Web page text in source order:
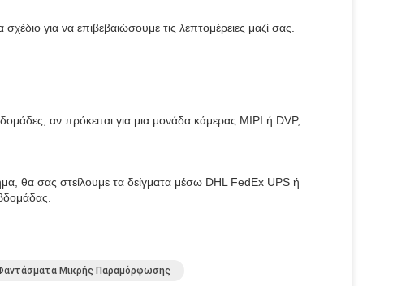
για να επιβεβαιώσουμε τις λεπτομέρειες μαζί σας.
αν πρόκειται για μια μονάδα κάμερας MIPI ή DVP,
θα σας στείλουμε τα δείγματα μέσω DHL FedEx UPS ή
Μικρής Παραμόρφωσης